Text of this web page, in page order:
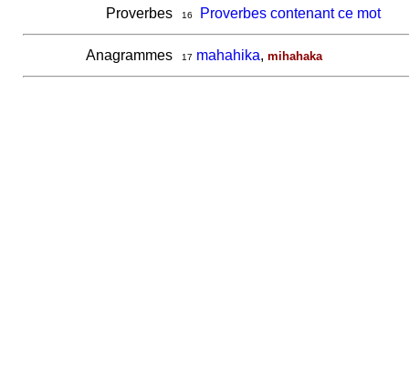
Proverbes 16 Proverbes contenant ce mot
Anagrammes 17 mahahika, mihahaka